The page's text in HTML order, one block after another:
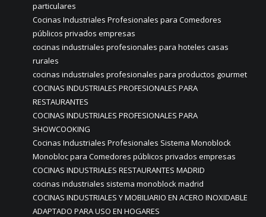
particulares
Cocinas Industriales Profesionales para Comedores
públicos privados empresas
cocinas industriales profesionales para hoteles casas
rurales
cocinas industriales profesionales para productos gourmet
COCINAS INDUSTRIALES PROFESIONALES PARA
RESTAURANTES
COCINAS INDUSTRIALES PROFESIONALES PARA
SHOWCOOKING
Cocinas Industriales Profesionales Sistema Monoblock
Monobloc para Comedores públicos privados empresas
COCINAS INDUSTRIALES RESTAURANTES MADRID
cocinas industriales sistema monoblock madrid
COCINAS INDUSTRIALES Y MOBILIARIO EN ACERO INOXIDABLE
ADAPTADO PARA USO EN HOGARES